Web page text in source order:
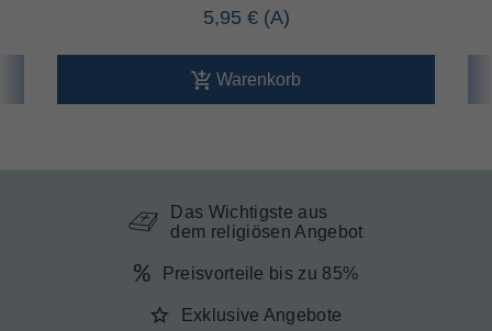
5,95 €
Warenkorb
Das Wichtigste aus
dem religiösen Angebot
Preisvorteile bis zu 85%
Exklusive Angebote